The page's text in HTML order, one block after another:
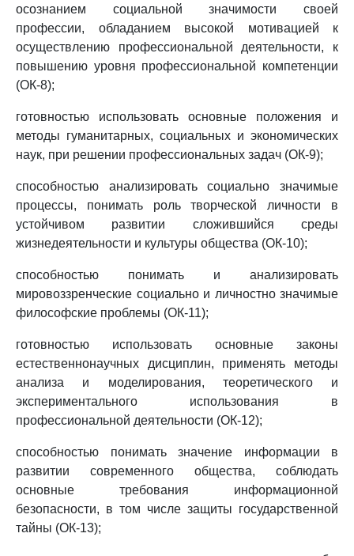
осознанием социальной значимости своей
профессии, обладанием высокой мотивацией к
осуществлению профессиональной деятельности, к
повышению уровня профессиональной компетенции
(ОК-8);
готовностью использовать основные положения и
методы гуманитарных, социальных и экономических
наук, при решении профессиональных задач (ОК-9);
способностью анализировать социально значимые
процессы, понимать роль творческой личности в
устойчивом развитии сложившийся среды
жизнедеятельности и культуры общества (ОК-10);
способностью понимать и анализировать
мировоззренческие социально и личностно значимые
философские проблемы (ОК-11);
готовностью использовать основные законы
естественнонаучных дисциплин, применять методы
анализа и моделирования, теоретического и
экспериментального использования в
профессиональной деятельности (ОК-12);
способностью понимать значение информации в
развитии современного общества, соблюдать
основные требования информационной
безопасности, в том числе защиты государственной
тайны (ОК-13);